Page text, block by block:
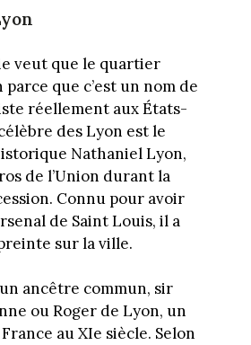
veut que le quartier
parce que c’est un nom de
réellement aux États-
des Lyon est le
Nathaniel Lyon,
de l’Union durant la
Connu pour avoir
de Saint Louis, il a
sur la ville.
ancêtre commun, sir
ou Roger de Lyon, un
au XIe siècle. Selon